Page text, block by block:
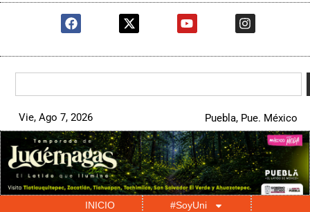
Vie, Ago 7, 2026 Puebla, Pue. México
INICIO
#SoyUni